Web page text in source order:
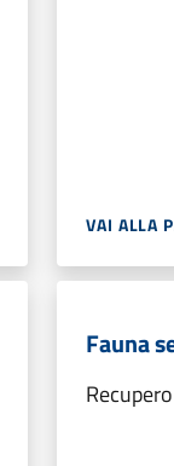
VAI ALLA
Fauna